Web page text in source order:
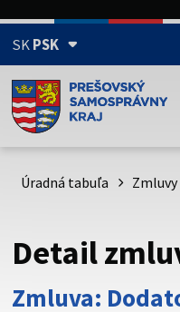
SKPSK
Doména psk.sk je
Toto je oficiálna webová
psk.sk.
Buďte pozorní a vždy sa
cez zabezpečenú
vždy začína https:// pred
Úradná tabuľa Zmluvy
Detail
Zmluva: